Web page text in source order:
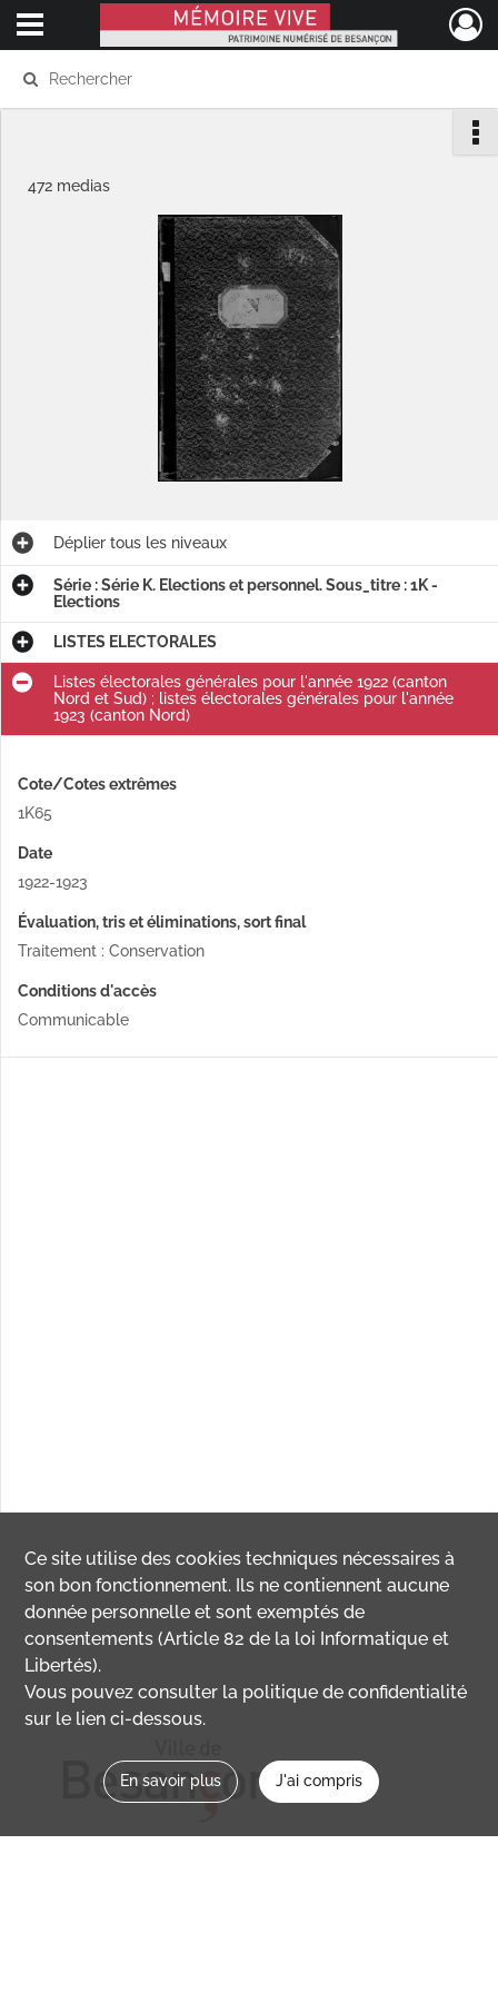
Mémoire Vive patrimoine numérisé de Besançon
Ouvrir le menu déroulant
472 medias
Déplier tous les niveaux
Série : Série K. Elections et personnel. Sous_titre : 1K -
Elections
LISTES ELECTORALES
Listes électorales générales pour l'année 1922 (canton
Nord et Sud) ; listes électorales générales pour l'année
1923 (canton Nord)
Cote/Cotes extrêmes
1K65
Date
1922-1923
Évaluation, tris et éliminations, sort final
Traitement : Conservation
Conditions d'accès
Communicable
Ce site utilise descookies techniques nécessaires à
son bon fonctionnement. Ils ne contiennent aucune
donnée personnelle et sont exemptés de
consentements (Article 82 de la loi Informatique et
Libertés).
Vous pouvez consulter la politique de confidentialité
sur le lien ci-dessous.
En savoir plus J'ai compris